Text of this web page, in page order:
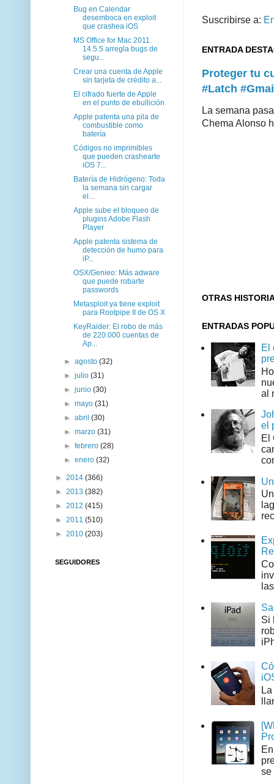
Suscribirse a:
ENTRADA
Proteger tu
#Latch
La semana
Chema Alonso
OTRAS
ENTRADAS
El
al
el
El
Si
se
Bug en Calendar
desemboca en exploit
que crashea iOS
MS Office for Mac 2011
14.5.5 arregla bugs de
segu...
Crear una cuenta de Apple
sin tarjeta de crédito a...
El cifrado fuerte de Apple
en el punto de ebullición
Apple patenta una pila de
combustible como
batería
Códigos no imprimibles
que pueden crashearte
iOS 7...
Batería de Hidrógeno: Toda
la semana sin cargar
el...
Apple sube el bloqueo de
plugins Adobe Flash
Player
Apple patenta sistema de
detección de humo para
iP...
OSX/Genieo: Más adware
que puede robarte
passwords
Metasploit ya tiene exploit
para Rootpipe II de OS X
KeyRaider: El robo de más
de 220.000 cuentas de
Ap...
►agosto(32)
►julio(31)
►junio(30)
►mayo(31)
►abril(30)
►marzo(31)
►febrero(28)
►enero(32)
► 2014 (366)
► 2013 (382)
► 2012 (415)
► 2011 (510)
► 2010 (203)
SEGUIDORES